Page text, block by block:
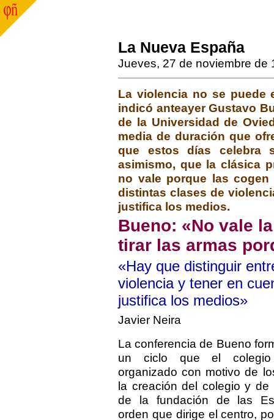
La Nueva España
Jueves, 27 de noviembre de
La violencia no se puede
indicó anteayer Gustavo
de la Universidad de
media de duración que
que estos días celebra
asimismo, que la clásica
no vale porque las
distintas clases de
justifica los medios.
Bueno: «No vale
tirar las armas
«Hay que distinguir
violencia y tener en
justifica los medios»
Javier Neira
La conferencia de Bueno
un ciclo que el
organizado con motivo de
la creación del colegio y de
de la fundación de las
orden que dirige el centro,